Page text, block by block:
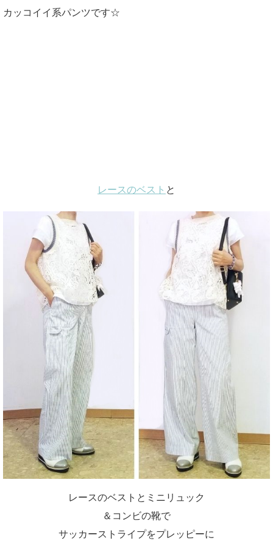
カッコイイ系パンツです☆
レースのベスト と
レースのベストとミニリュック
＆コンビの靴で
サッカーストライプをプレッピーに